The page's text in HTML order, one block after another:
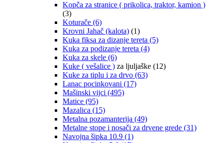
Kopča za stranice ( prikolica, traktor, kamion )
(3)
Koturače (6)
Krovni Jahač (kalota) (1)
Kuka fiksa za dizanje tereta (5)
Kuka za podizanje tereta (4)
Kuka za skele (6)
Kuke ( vešalice ) za ljuljaške (12)
Kuke za tiplu i za drvo (63)
Lanac pocinkovani (17)
Mašinski vijci (495)
Matice (95)
Mazalica (15)
Metalna pozamanterija (49)
Metalne stope i nosači za drvene grede (31)
Navojna šipka 10.9 (1)